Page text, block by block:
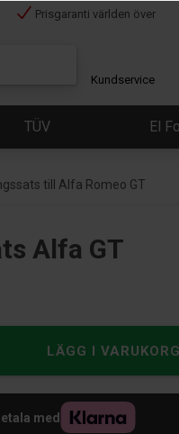
Prisgaranti världen över
Kundservice
TÜV El
till Alfa Romeo GT
Alfa GT
med